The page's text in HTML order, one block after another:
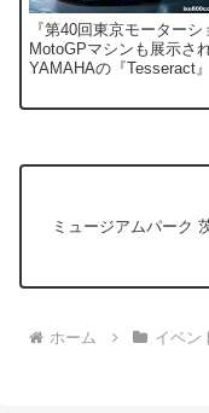
『第40回東京モーター
MotoGPマシンも展示さ
YAMAHAの『Tesseract
ミュージアムパーク
ホーム イベン